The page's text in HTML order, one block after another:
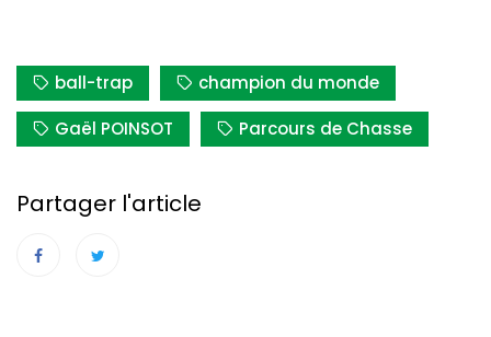
ball-trap
champion du monde
Gaël POINSOT
Parcours de Chasse
Partager l'article